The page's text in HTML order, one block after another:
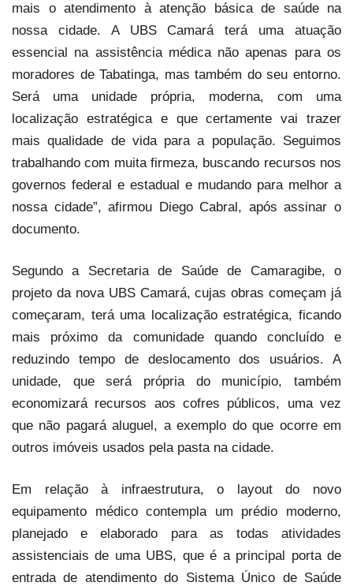
mais o atendimento à atenção básica de saúde na
nossa cidade. A UBS Camará terá uma atuação
essencial na assistência médica não apenas para os
moradores de Tabatinga, mas também do seu entorno.
Será uma unidade própria, moderna, com uma
localização estratégica e que certamente vai trazer
mais qualidade de vida para a população. Seguimos
trabalhando com muita firmeza, buscando recursos nos
governos federal e estadual e mudando para melhor a
nossa cidade”, afirmou Diego Cabral, após assinar o
documento.
Segundo a Secretaria de Saúde de Camaragibe, o
projeto da nova UBS Camará, cujas obras começam já
começaram, terá uma localização estratégica, ficando
mais próximo da comunidade quando concluído e
reduzindo tempo de deslocamento dos usuários. A
unidade, que será própria do município, também
economizará recursos aos cofres públicos, uma vez
que não pagará aluguel, a exemplo do que ocorre em
outros imóveis usados pela pasta na cidade.
Em relação à infraestrutura, o layout do novo
equipamento médico contempla um prédio moderno,
planejado e elaborado para as todas atividades
assistenciais de uma UBS, que é a principal porta de
entrada de atendimento do Sistema Único de Saúde